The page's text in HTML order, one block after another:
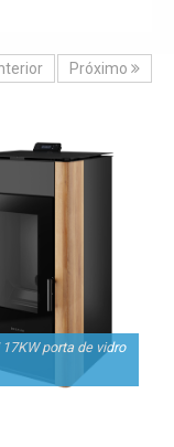
Próximo
17KW porta de vidro